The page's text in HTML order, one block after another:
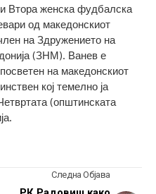
Втора женска фудбалска
од македонскиот
на Здружението на
(ЗНМ). Ванев е
на македонскиот
кој темелно ја
(општинската
Следна Објава